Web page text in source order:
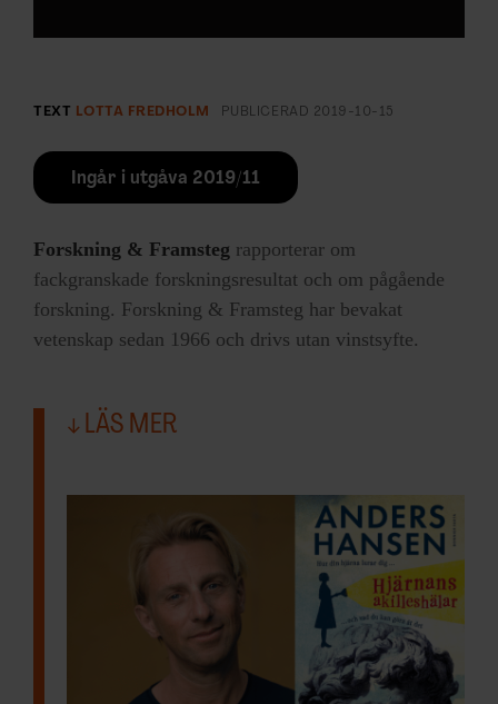
TEXT LOTTA FREDHOLM PUBLICERAD 2019-10-15
Ingår i utgåva 2019/11
Forskning & Framsteg rapporterar om
fackgranskade forskningsresultat och om pågående
forskning. Forskning & Framsteg har bevakat
vetenskap sedan 1966 och drivs utan vinstsyfte.
LÄS MER